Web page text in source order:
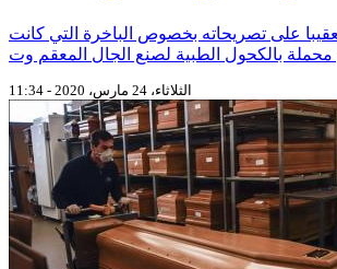
على تصريحاته بخصوص الباخرة التي كانت
الثلاثاء، 24 مارس، 2020 - 11:34